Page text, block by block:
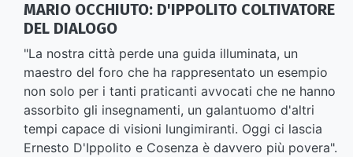
MARIO OCCHIUTO: D'IPPOLITO COLTIVATORE
DEL DIALOGO
"La nostra città perde una guida illuminata, un
maestro del foro che ha rappresentato un esempio
non solo per i tanti praticanti avvocati che ne hanno
assorbito gli insegnamenti, un galantuomo d'altri
tempi capace di visioni lungimiranti. Oggi ci lascia
Ernesto D'Ippolito e Cosenza è davvero più povera".